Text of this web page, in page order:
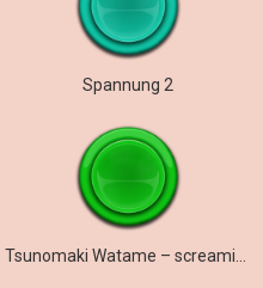
Spannung 2